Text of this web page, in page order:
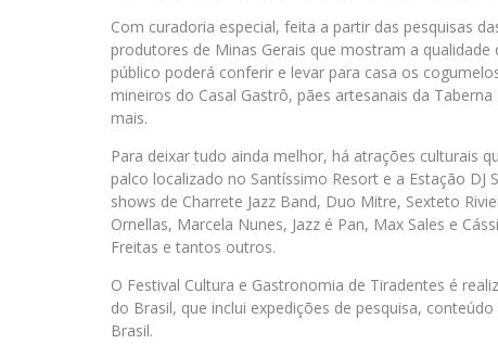
Com curadoria especial, feita a partir das pesquisas
produtores de Minas Gerais que mostram a
público poderá conferir e levar para casa os
mineiros do Casal Gastrô, pães artesanais da
mais.
Para deixar tudo ainda melhor, há atrações culturais
palco localizado no Santíssimo Resort e a Estação
shows de Charrete Jazz Band, Duo Mitre, Sexteto
Ornellas, Marcela Nunes, Jazz é Pan, Max Sales e
Freitas e tantos outros.
O Festival Cultura e Gastronomia de Tiradentes é
do Brasil, que inclui expedições de pesquisa,
Brasil.